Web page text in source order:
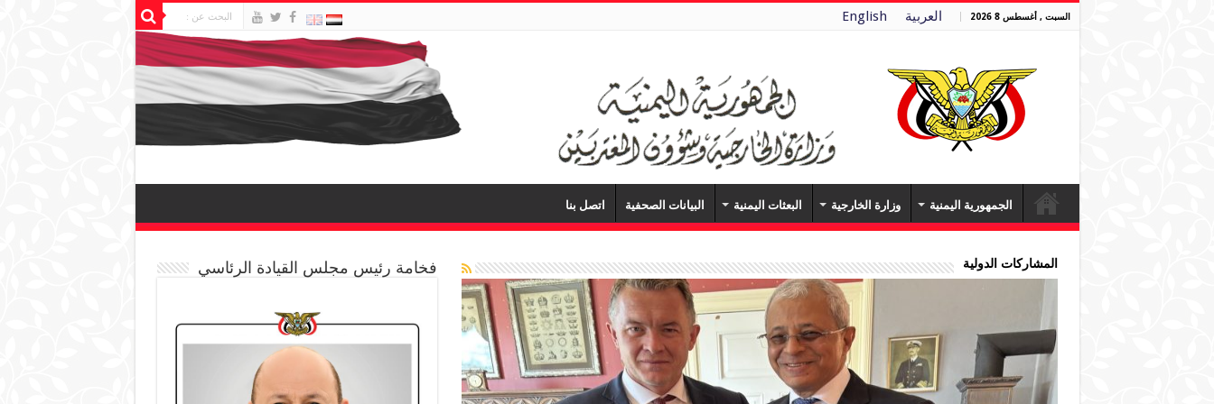
السبت , أغسطس 8 2026 العربية English
الجمهورية اليمنية وزارة الخارجية البعثات اليمنية البيانات الصحفية اتصل بنا
المشاركات الدولية فخامة رئيس مجلس القيادة الرئاسي